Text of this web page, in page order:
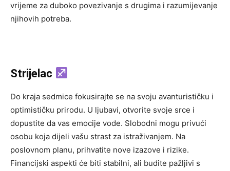
vrijeme za duboko povezivanje s drugima i razumijevanje
njihovih potreba.
Strijelac
Do kraja sedmice fokusirajte se na svoju avanturističku i
optimističku prirodu. U ljubavi, otvorite svoje srce i
dopustite da vas emocije vode. Slobodni mogu privući
osobu koja dijeli vašu strast za istraživanjem. Na
poslovnom planu, prihvatite nove izazove i rizike.
Financijski aspekti će biti stabilni, ali budite pažljivi s